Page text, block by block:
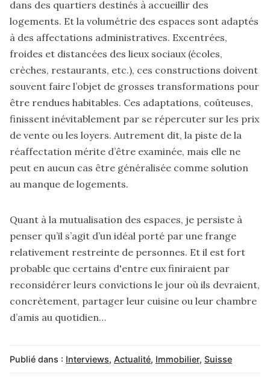
dans des quartiers destinés à accueillir des
logements. Et la volumétrie des espaces sont adaptés
à des affectations administratives. Excentrées,
froides et distancées des lieux sociaux (écoles,
crèches, restaurants, etc.), ces constructions doivent
souvent faire l’objet de grosses transformations pour
être rendues habitables. Ces adaptations, coûteuses,
finissent inévitablement par se répercuter sur les prix
de vente ou les loyers. Autrement dit, la piste de la
réaffectation mérite d’être examinée, mais elle ne
peut en aucun cas être généralisée comme solution
au manque de logements.
Quant à la mutualisation des espaces, je persiste à
penser qu’il s’agit d’un idéal porté par une frange
relativement restreinte de personnes. Et il est fort
probable que certains d'entre eux finiraient par
reconsidérer leurs convictions le jour où ils devraient,
concrètement, partager leur cuisine ou leur chambre
d’amis au quotidien…
Publié dans : Interviews, Actualité, Immobilier, Suisse